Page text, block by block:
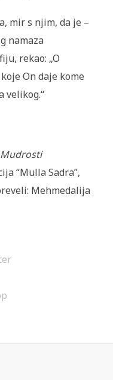
mir s njim, da je –
namaza
rekao: „O
On daje kome
velikog.“
Mudrosti
“Mulla Sadra”,
Mehmedalija